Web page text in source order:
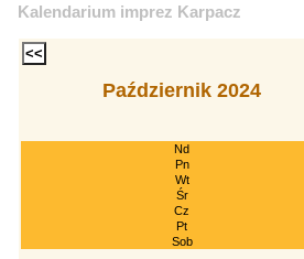
Kalendarium imprez Karpacz
Październik 2024
Nd
Pn
Wt
Śr
Cz
Pt
Sob